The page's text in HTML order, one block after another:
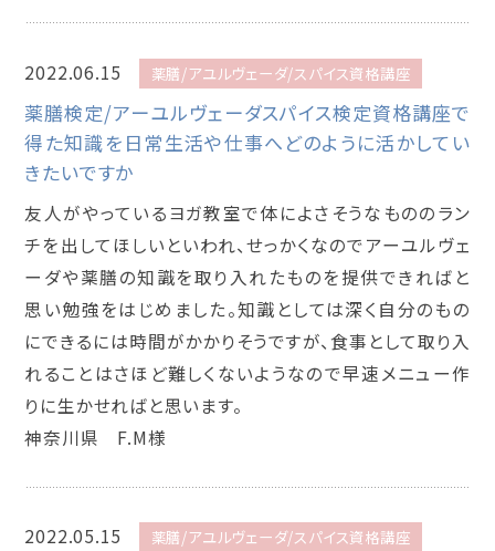
2022.06.15 薬膳/アユルヴェーダ/スパイス資格講座
薬膳検定/アーユルヴェーダスパイス検定資格講座で
得た知識を日常生活や仕事へどのように活かしてい
きたいですか
友人がやっているヨガ教室で体によさそうなもののラン
チを出してほしいといわれ、せっかくなのでアーユルヴェ
ーダや薬膳の知識を取り入れたものを提供できればと
思い勉強をはじめました。知識としては深く自分のもの
にできるには時間がかかりそうですが、食事として取り入
れることはさほど難しくないようなので早速メニュー作
りに生かせればと思います。
神奈川県 F.M様
2022.05.15 薬膳/アユルヴェーダ/スパイス資格講座